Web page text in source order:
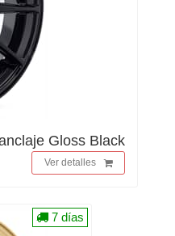
Gloss Black
Ver detalles
7 días